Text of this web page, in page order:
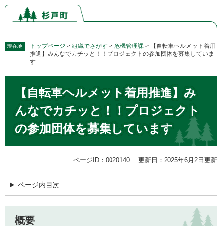
ペ
の
す。
メ
ー
し
現在地 トップページ > 組織でさがす > 危機管理課 >
【自転車ヘルメット着用
推進】みんなでカチッと！！プロジェクトの参加団体を募集していま
す
【自転車ヘルメット着用推進】み
んなでカチッと！！プロジェクト
の参加団体を募集しています
ページID：0020140 更新日：2025年6月2日更新
ページ内目次
概要